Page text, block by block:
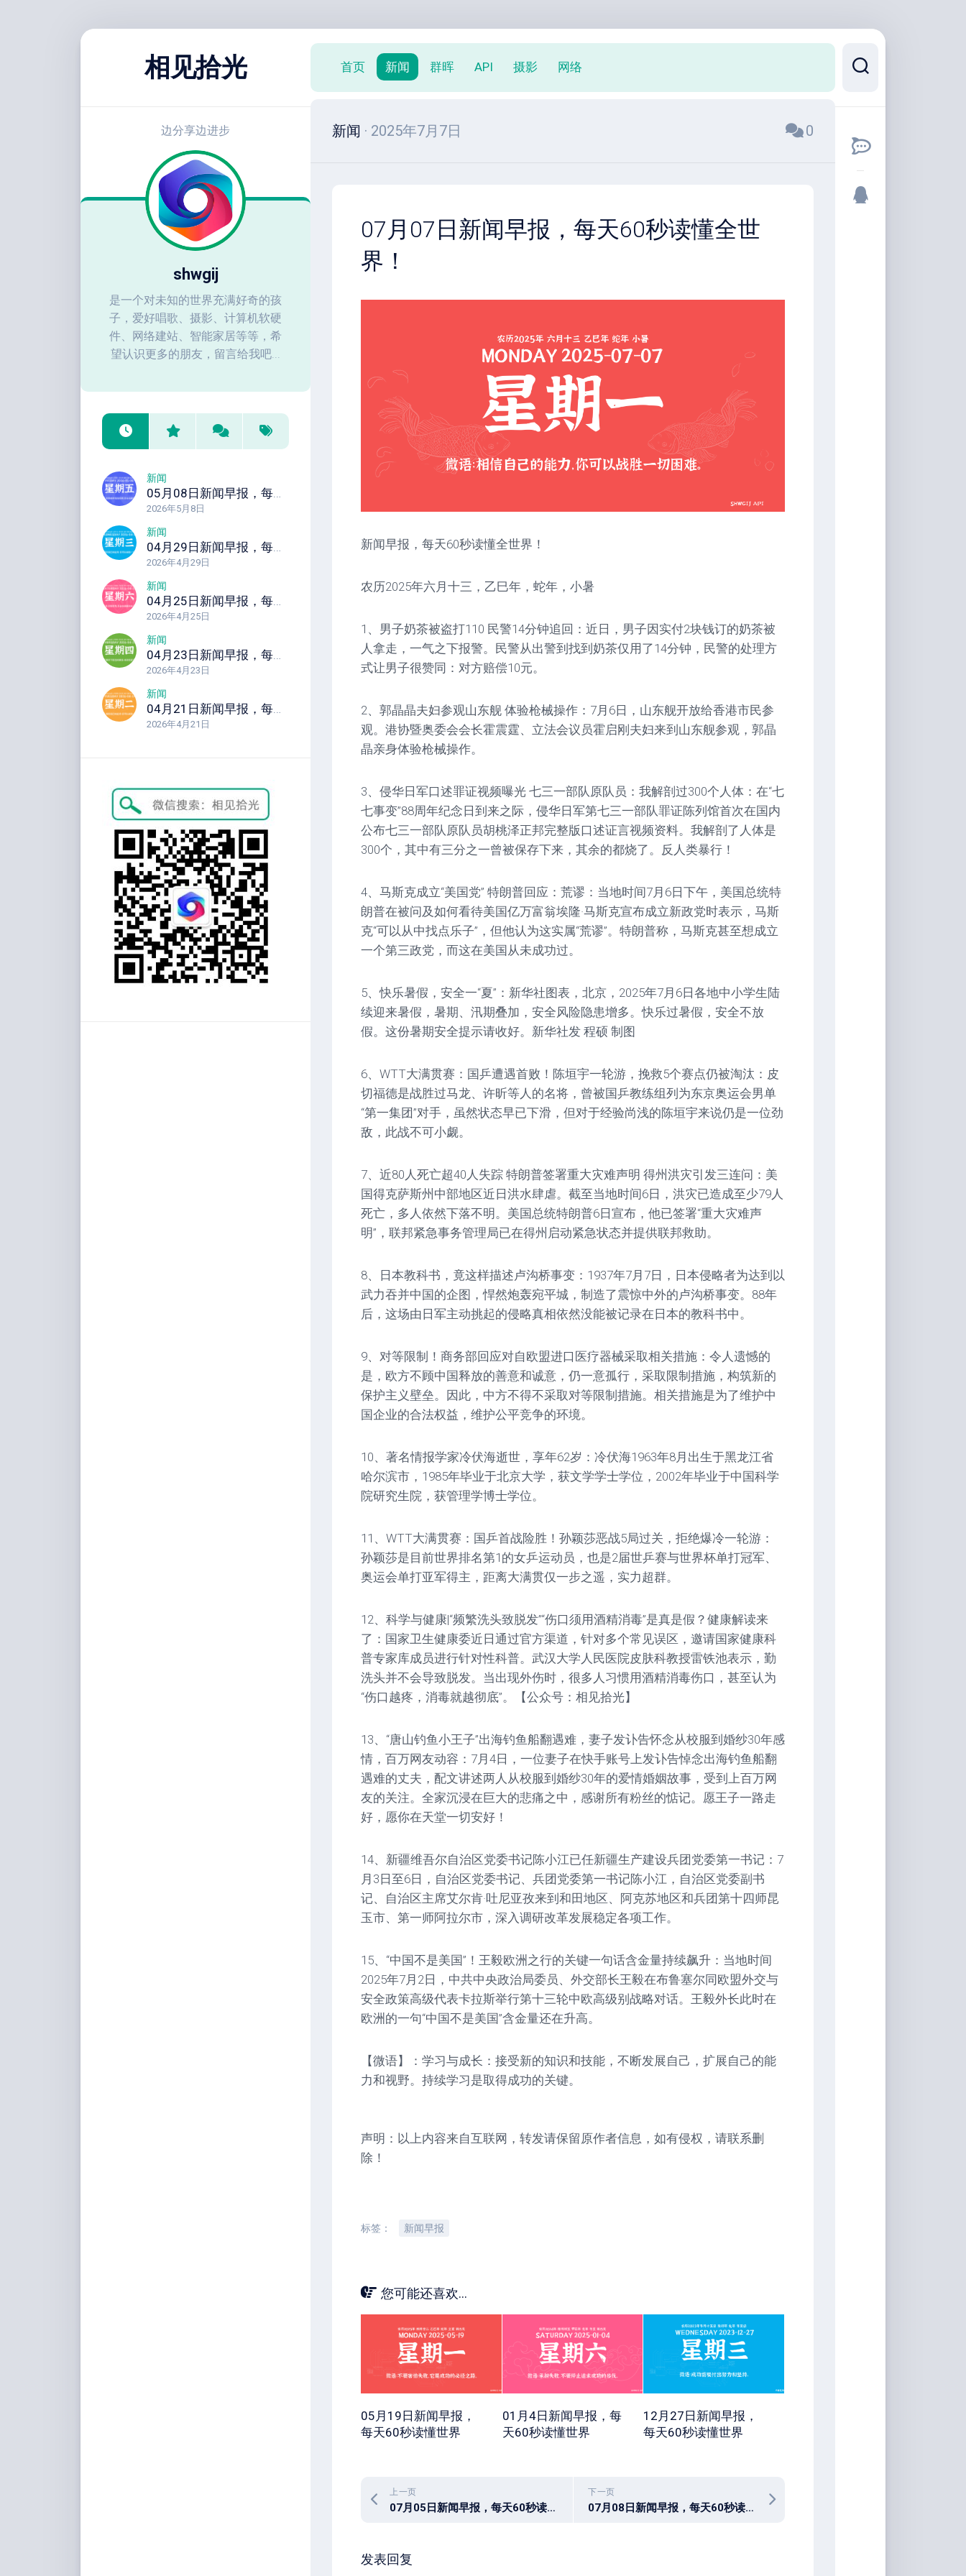
相见拾光
边分享边进步
shwgij
是一个对未知的世界充满好奇的孩
子，爱好唱歌、摄影、计算机软硬
件、网络建站、智能家居等等，希
望认识更多的朋友，留言给我吧...
新闻
05月08日新闻早报，每天60秒读懂全世界！
2026年5月8日
新闻
04月29日新闻早报，每天60秒读懂全世界！
2026年4月29日
新闻
04月25日新闻早报，每天60秒读懂全世界！
2026年4月25日
新闻
04月23日新闻早报，每天60秒读懂全世界！
2026年4月23日
新闻
04月21日新闻早报，每天60秒读懂全世界！
2026年4月21日
首页 新闻 群晖 API 摄影 网络
新闻 · 2025年7月7日 0
07月07日新闻早报，每天60秒读懂全世
界！
新闻早报，每天60秒读懂全世界！
农历2025年六月十三，乙巳年，蛇年，小暑
1、男子奶茶被盗打110 民警14分钟追回：近日，男子因实付2块钱订的奶茶被
人拿走，一气之下报警。民警从出警到找到奶茶仅用了14分钟，民警的处理方
式让男子很赞同：对方赔偿10元。
2、郭晶晶夫妇参观山东舰 体验枪械操作：7月6日，山东舰开放给香港市民参
观。港协暨奥委会会长霍震霆、立法会议员霍启刚夫妇来到山东舰参观，郭晶
晶亲身体验枪械操作。
3、侵华日军口述罪证视频曝光 七三一部队原队员：我解剖过300个人体：在“七
七事变”88周年纪念日到来之际，侵华日军第七三一部队罪证陈列馆首次在国内
公布七三一部队原队员胡桃泽正邦完整版口述证言视频资料。我解剖了人体是
300个，其中有三分之一曾被保存下来，其余的都烧了。反人类暴行！
4、马斯克成立“美国党” 特朗普回应：荒谬：当地时间7月6日下午，美国总统特
朗普在被问及如何看待美国亿万富翁埃隆·马斯克宣布成立新政党时表示，马斯
克“可以从中找点乐子”，但他认为这实属“荒谬”。特朗普称，马斯克甚至想成立
一个第三政党，而这在美国从未成功过。
5、快乐暑假，安全一“夏”：新华社图表，北京，2025年7月6日各地中小学生陆
续迎来暑假，暑期、汛期叠加，安全风险隐患增多。快乐过暑假，安全不放
假。这份暑期安全提示请收好。新华社发 程硕 制图
6、WTT大满贯赛：国乒遭遇首败！陈垣宇一轮游，挽救5个赛点仍被淘汰：皮
切福德是战胜过马龙、许昕等人的名将，曾被国乒教练组列为东京奥运会男单
“第一集团”对手，虽然状态早已下滑，但对于经验尚浅的陈垣宇来说仍是一位劲
敌，此战不可小觑。
7、近80人死亡超40人失踪 特朗普签署重大灾难声明 得州洪灾引发三连问：美
国得克萨斯州中部地区近日洪水肆虐。截至当地时间6日，洪灾已造成至少79人
死亡，多人依然下落不明。美国总统特朗普6日宣布，他已签署“重大灾难声
明”，联邦紧急事务管理局已在得州启动紧急状态并提供联邦救助。
8、日本教科书，竟这样描述卢沟桥事变：1937年7月7日，日本侵略者为达到以
武力吞并中国的企图，悍然炮轰宛平城，制造了震惊中外的卢沟桥事变。88年
后，这场由日军主动挑起的侵略真相依然没能被记录在日本的教科书中。
9、对等限制！商务部回应对自欧盟进口医疗器械采取相关措施：令人遗憾的
是，欧方不顾中国释放的善意和诚意，仍一意孤行，采取限制措施，构筑新的
保护主义壁垒。因此，中方不得不采取对等限制措施。相关措施是为了维护中
国企业的合法权益，维护公平竞争的环境。
10、著名情报学家冷伏海逝世，享年62岁：冷伏海1963年8月出生于黑龙江省
哈尔滨市，1985年毕业于北京大学，获文学学士学位，2002年毕业于中国科学
院研究生院，获管理学博士学位。
11、WTT大满贯赛：国乒首战险胜！孙颖莎恶战5局过关，拒绝爆冷一轮游：
孙颖莎是目前世界排名第1的女乒运动员，也是2届世乒赛与世界杯单打冠军、
奥运会单打亚军得主，距离大满贯仅一步之遥，实力超群。
12、科学与健康|“频繁洗头致脱发”“伤口须用酒精消毒”是真是假？健康解读来
了：国家卫生健康委近日通过官方渠道，针对多个常见误区，邀请国家健康科
普专家库成员进行针对性科普。武汉大学人民医院皮肤科教授雷铁池表示，勤
洗头并不会导致脱发。当出现外伤时，很多人习惯用酒精消毒伤口，甚至认为
“伤口越疼，消毒就越彻底”。【公众号：相见拾光】
13、“唐山钓鱼小王子”出海钓鱼船翻遇难，妻子发讣告怀念从校服到婚纱30年感
情，百万网友动容：7月4日，一位妻子在快手账号上发讣告悼念出海钓鱼船翻
遇难的丈夫，配文讲述两人从校服到婚纱30年的爱情婚姻故事，受到上百万网
友的关注。全家沉浸在巨大的悲痛之中，感谢所有粉丝的惦记。愿王子一路走
好，愿你在天堂一切安好！
14、新疆维吾尔自治区党委书记陈小江已任新疆生产建设兵团党委第一书记：7
月3日至6日，自治区党委书记、兵团党委第一书记陈小江，自治区党委副书
记、自治区主席艾尔肯·吐尼亚孜来到和田地区、阿克苏地区和兵团第十四师昆
玉市、第一师阿拉尔市，深入调研改革发展稳定各项工作。
15、“中国不是美国”！王毅欧洲之行的关键一句话含金量持续飙升：当地时间
2025年7月2日，中共中央政治局委员、外交部长王毅在布鲁塞尔同欧盟外交与
安全政策高级代表卡拉斯举行第十三轮中欧高级别战略对话。王毅外长此时在
欧洲的一句“中国不是美国”含金量还在升高。
【微语】：学习与成长：接受新的知识和技能，不断发展自己，扩展自己的能
力和视野。持续学习是取得成功的关键。
声明：以上内容来自互联网，转发请保留原作者信息，如有侵权，请联系删
除！
标签： 新闻早报
您可能还喜欢...
05月19日新闻早报，
每天60秒读懂世界
01月4日新闻早报，每
天60秒读懂世界
12月27日新闻早报，
每天60秒读懂世界
下一页
07月08日新闻早报，每天60秒读懂全世界！
上一页
07月05日新闻早报，每天60秒读懂全世界！
发表回复